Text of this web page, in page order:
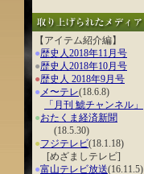
【アイテム紹介編】
●歴史人2018年11月号
●歴史人2018年10月号
●歴史人 2018年9月号
● メ〜テレ(18.6.8)
「月刊 鯱チャンネル」
●おたくま経済新聞
(18.5.30)
●フジテレビ(18.1.18)
[めざましテレビ]
●富山テレビ放送(16.11.5)